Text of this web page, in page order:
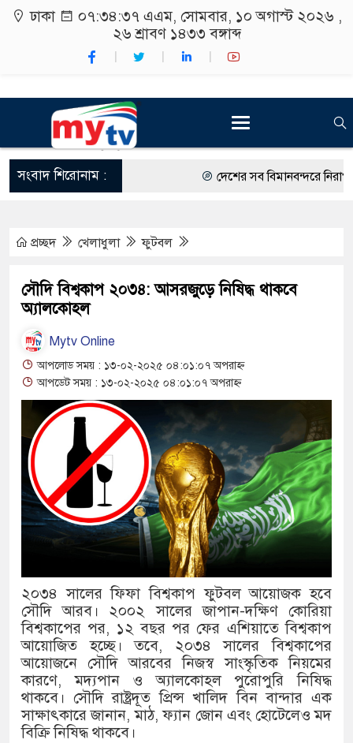
ঢাকা ০৭:৩৪:৩৮ এএম, সোমবার, ১০ অগাস্ট ২০২৬ ,
২৬ শ্রাবণ ১৪৩৩ বঙ্গাব্দ
সংবাদ শিরোনাম : দেশের সব বিমানবন্দরে নিরাপত্তা
কর্মসূচীর শুভসূচনা।
থাকায় বিক্রিতে নিষেধাজ্ঞা
অত্যাচারের ছবি যেন আর তুলতে
আলাল
‘গুলশানের চামেলি’তে ভিন্ন
যৌনকর্মীর দালাল চরিত্রে
সারজিস-পাটোয়ারীসহ ১০ জনের
গুলশান থেকে সাবেক মন্ত্রী লতিফ
‘স্কুটি নাকি গোল্ড?’
এর ফ্রিডম ব্র্যান্ড, বাড়ল ক্যাম্পেইনের
সংবিধান অনুযায়ী যথাসময়ে
১৫২২ পুলিশ সদস্যকে চাকরিতে
প্রচ্ছদ খেলাধুলা ফুটবল
সৌদি বিশ্বকাপ ২০৩৪: আসরজুড়ে নিষিদ্ধ থাকবে
অ্যালকোহল
Mytv Online
আপলোড সময় : ১৩-০২-২০২৫ ০৪:০১:০৭ অপরাহ্ন
আপডেট সময় : ১৩-০২-২০২৫ ০৪:০১:০৭ অপরাহ্ন
২০৩৪ সালের ফিফা বিশ্বকাপ ফুটবল আয়োজক হবে
সৌদি আরব। ২০০২ সালের জাপান-দক্ষিণ কোরিয়া
বিশ্বকাপের পর, ১২ বছর পর ফের এশিয়াতে বিশ্বকাপ
আয়োজিত হচ্ছে। তবে, ২০৩৪ সালের বিশ্বকাপের
আয়োজনে সৌদি আরবের নিজস্ব সাংস্কৃতিক নিয়মের
কারণে, মদ্যপান ও অ্যালকোহল পুরোপুরি নিষিদ্ধ
থাকবে। সৌদি রাষ্ট্রদূত প্রিন্স খালিদ বিন বান্দার এক
সাক্ষাৎকারে জানান, মাঠ, ফ্যান জোন এবং হোটেলেও মদ
বিক্রি নিষিদ্ধ থাকবে।